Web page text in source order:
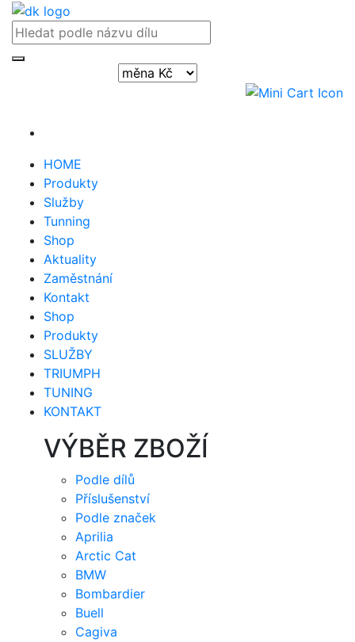
HOME
Produkty
Služby
Tunning
Shop
Aktuality
Zaměstnání
Kontakt
Shop
Produkty
SLUŽBY
TRIUMPH
TUNING
KONTAKT
VÝBĚR ZBOŽÍ
Podle dílů
Příslušenství
Podle značek
Aprilia
Arctic Cat
BMW
Bombardier
Buell
Cagiva